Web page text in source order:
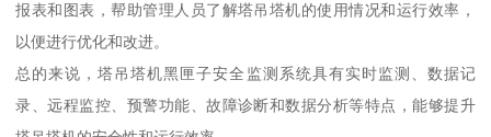
报表和图表，帮助管理人员了解塔吊塔机的使用情况和运行效率，
以便进行优化和改进。
总的来说，塔吊塔机黑匣子安全监测系统具有实时监测、数据记
录、远程监控、预警功能、故障诊断和数据分析等特点，能够提升